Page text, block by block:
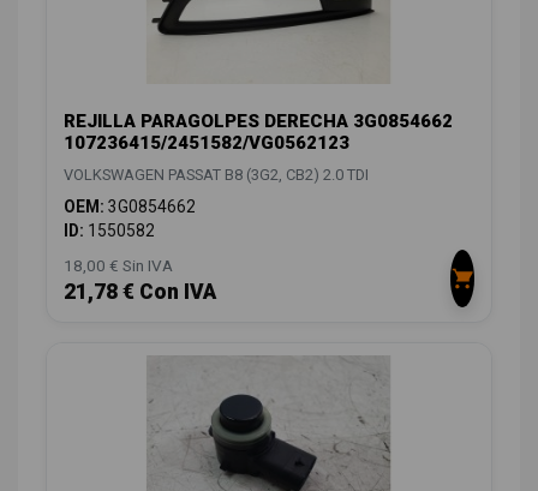
REJILLA PARAGOLPES DERECHA 3G0854662
107236415/2451582/VG0562123
VOLKSWAGEN PASSAT B8 (3G2, CB2) 2.0 TDI
OEM: 3G0854662
ID: 1550582
18,00 € Sin IVA
21,78 € Con IVA